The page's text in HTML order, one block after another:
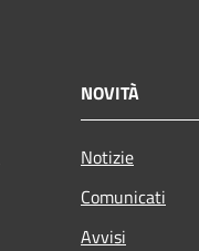
NOVITÀ
Notizie
Comunicati
Avvisi